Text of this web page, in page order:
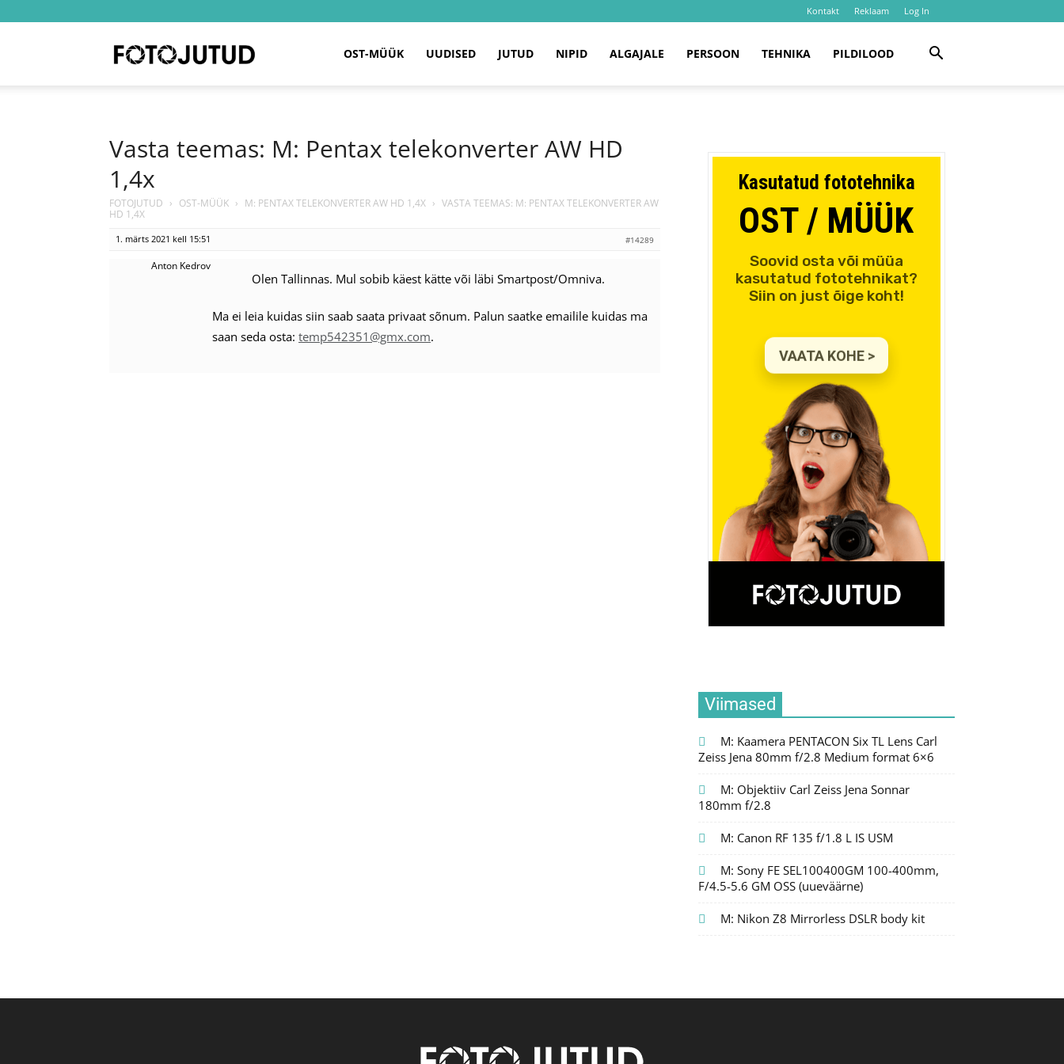
Kontakt Reklaam Log In
OST-MÜÜK UUDISED JUTUD NIPID ALGAJALE PERSOON TEHNIKA PILDILOOD
Vasta teemas: M: Pentax telekonverter AW HD
1,4x
FOTOJUTUD › OST-MÜÜK › M: PENTAX TELEKONVERTER AW HD 1,4X › VASTA TEEMAS: M: PENTAX TELEKONVERTER AW
HD 1,4X
1. märts 2021 kell 15:51 #14289
Anton Kedrov
Olen Tallinnas. Mul sobib käest kätte või läbi Smartpost/Omniva.
Ma ei leia kuidas siin saab saata privaat sõnum. Palun saatke emailile kuidas ma
saan seda osta: temp542351@gmx.com.
Viimased
M: Kaamera PENTACON Six TL Lens Carl
Zeiss Jena 80mm f/2.8 Medium format 6×6
M: Objektiiv Carl Zeiss Jena Sonnar
180mm f/2.8
M: Canon RF 135 f/1.8 L IS USM
M: Sony FE SEL100400GM 100-400mm,
F/4.5-5.6 GM OSS (uueväärne)
M: Nikon Z8 Mirrorless DSLR body kit